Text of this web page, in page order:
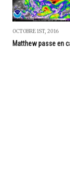
OCTOBRE 1ST, 2016
Matthew passe en